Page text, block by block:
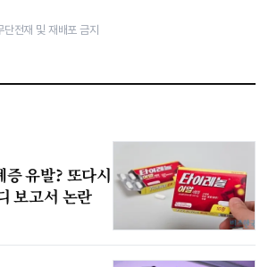
전재 및 재배포 금지
유발? 또다시
보고서 논란